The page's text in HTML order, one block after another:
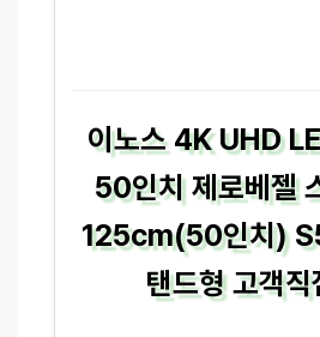
이노스 4K UHD
50인치 제로베젤
125cm(50인치)
탠드형 고객